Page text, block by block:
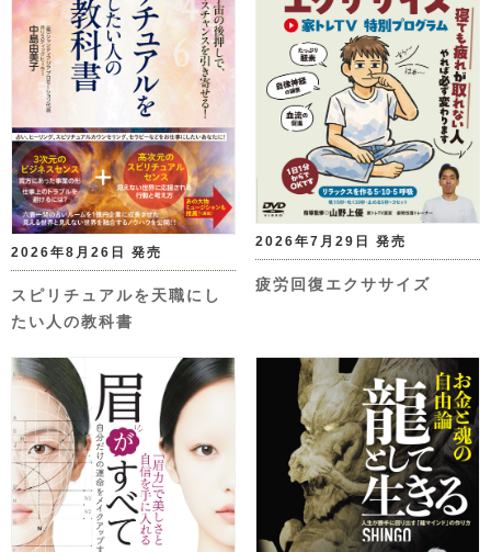
2026年8月26日 発売
スピリチュアルを天職にし
たい人の教科書
2026年7月29日 発売
疲労回復エクササイズ